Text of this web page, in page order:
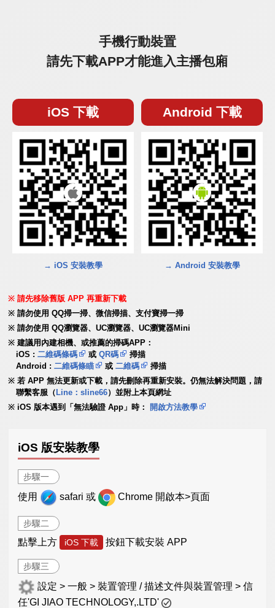
手機行動裝置
請先下載APP才能進入主播包廂
iOS 下載
→ iOS 安裝教學
Android 下載
→ Android 安裝教學
請先移除舊版 APP 再重新下載
請勿使用 QQ掃一掃、微信掃描、支付寶掃一掃
請勿使用 QQ瀏覽器、UC瀏覽器、UC瀏覽器Mini
建議用內建相機、或推薦的掃碼APP：
iOS :二維碼條碼 或QR碼
掃描
Android :二維碼條瞄 或二維碼
掃描
若 APP 無法更新或下載，請先刪除再重新安裝。仍無法解決問題，請
聯繫客服（ Line：sline66）並附上本頁網址
iOS 版本遇到「無法驗證 App」時：
開啟方法教學
iOS 版安裝教學
步驟一
使用 safari 或 Chrome 開啟本>頁面
步驟二
點擊上方 iOS 下載 按鈕下載安裝 APP
步驟三
設定 > 一般 > 裝置管理 / 描述文件與裝置管理 > 信
任'GI JIAO TECHNOLOGY,.LTD'